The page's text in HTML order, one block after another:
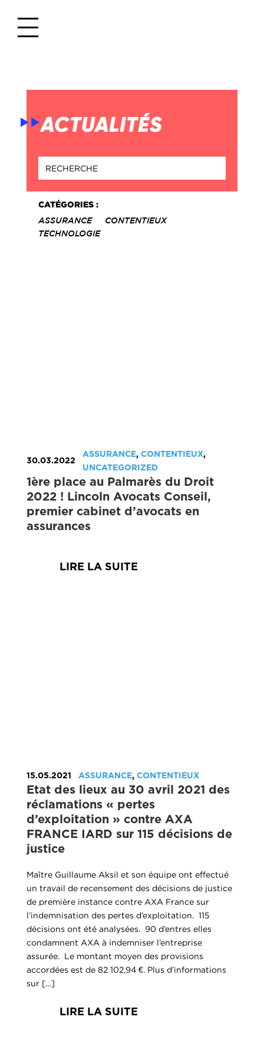
ACTUALITÉS
CATÉGORIES :
ASSURANCE
CONTENTIEUX
TECHNOLOGIE
30.03.2022
ASSURANCE, CONTENTIEUX,
UNCATEGORIZED
1ère place au Palmarès du Droit
2022 ! Lincoln Avocats Conseil,
premier cabinet d’avocats en
assurances
LIRE LA SUITE
15.05.2021 ASSURANCE, CONTENTIEUX
Etat des lieux au 30 avril 2021 des
réclamations « pertes
d’exploitation » contre AXA
FRANCE IARD sur 115 décisions de
justice
Maître Guillaume Aksil et son équipe ont effectué
un travail de recensement des décisions de justice
de première instance contre AXA France sur
l’indemnisation des pertes d’exploitation. 115
décisions ont été analysées. 90 d’entres elles
condamnent AXA à indemniser l’entreprise
assurée. Le montant moyen des provisions
accordées est de 82 102,94 €. Plus d’informations
sur […]
LIRE LA SUITE